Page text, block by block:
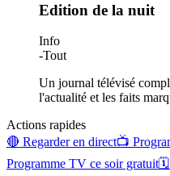
Edition de la nuit
Info
-Tout
Un journal télévisé
l'actualité et les faits
Actions rapides
🔴 Regarder en direct📺
Programme TV ce soir gratuit🗓